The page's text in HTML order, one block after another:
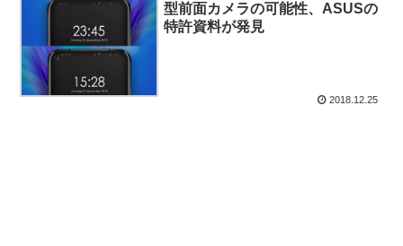
型前面カメラの可能性、ASUSの
特許資料が発見
2018.12.25